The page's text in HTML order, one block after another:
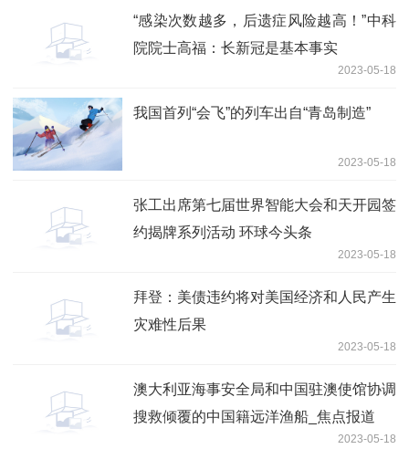
“感染次数越多，后遗症风险越高！”中科
院院士高福：长新冠是基本事实
2023-05-18
我国首列“会飞”的列车出自“青岛制造”
2023-05-18
张工出席第七届世界智能大会和天开园签
约揭牌系列活动 环球今头条
2023-05-18
拜登：美债违约将对美国经济和人民产生
灾难性后果
2023-05-18
澳大利亚海事安全局和中国驻澳使馆协调
搜救倾覆的中国籍远洋渔船_焦点报道
2023-05-18